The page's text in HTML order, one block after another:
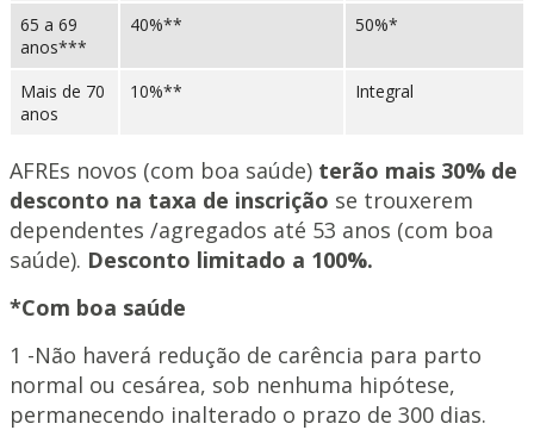
65 a 69
anos***
40%** 50%*
Mais de 70
anos
10%** Integral
AFREs novos (com boa saúde) terão mais 30% de
desconto na taxa de inscrição se trouxerem
dependentes /agregados até 53 anos (com boa
saúde). Desconto limitado a 100%.
*Com boa saúde
1 -Não haverá redução de carência para parto
normal ou cesárea, sob nenhuma hipótese,
permanecendo inalterado o prazo de 300 dias.